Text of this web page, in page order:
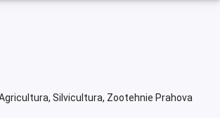
Silvicultura, Zootehnie Prahova